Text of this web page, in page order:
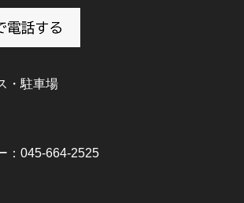
・駐車場
：045-664-2525